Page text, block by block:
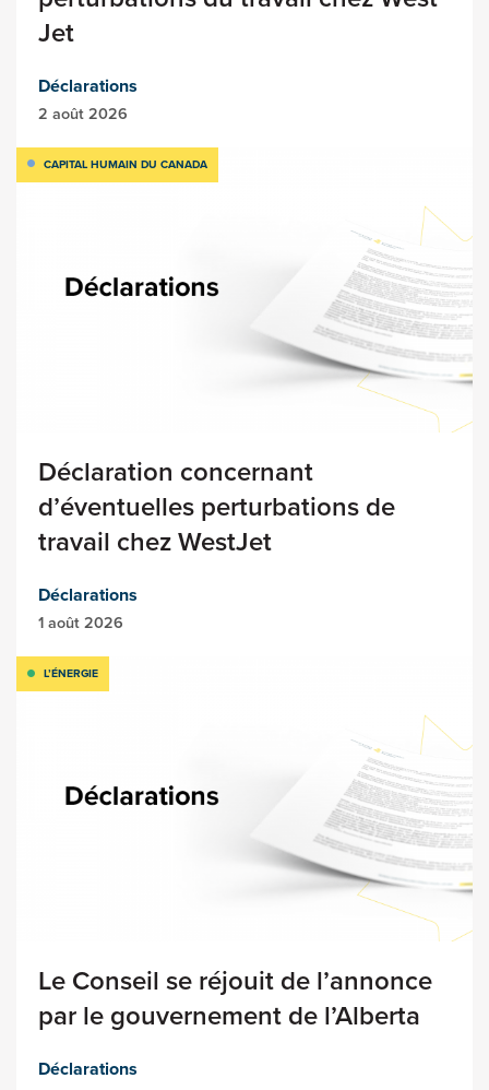
Jet
Déclarations
2 août 2026
CAPITAL HUMAIN DU CANADA
Déclaration concernant
d’éventuelles perturbations de
travail chez WestJet
Déclarations
1 août 2026
L’ÉNERGIE
Le Conseil se réjouit de l’annonce
par le gouvernement de l’Alberta
Déclarations